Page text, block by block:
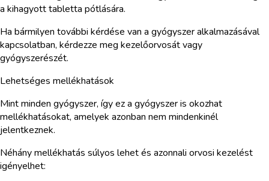
a kihagyott tabletta pótlására.
Ha bármilyen további kérdése van a gyógyszer alkalmazásával
kapcsolatban, kérdezze meg kezelőorvosát vagy
gyógyszerészét.
Lehetséges mellékhatások
Mint minden gyógyszer, így ez a gyógyszer is okozhat
mellékhatásokat, amelyek azonban nem mindenkinél
jelentkeznek.
Néhány mellékhatás súlyos lehet és azonnali orvosi kezelést
igényelhet: